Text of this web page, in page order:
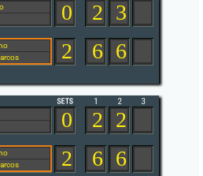
0
2
2 3
6 6
0
2
2 2
6 6